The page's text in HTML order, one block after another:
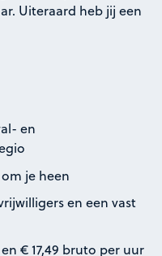
Uiteraard heb jij een
en
je heen
en een vast
€ 17,49 bruto per uur